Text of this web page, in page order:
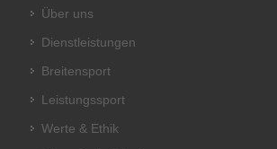
Über uns
Dienstleistungen
Breitensport
Leistungssport
Werte & Ethik